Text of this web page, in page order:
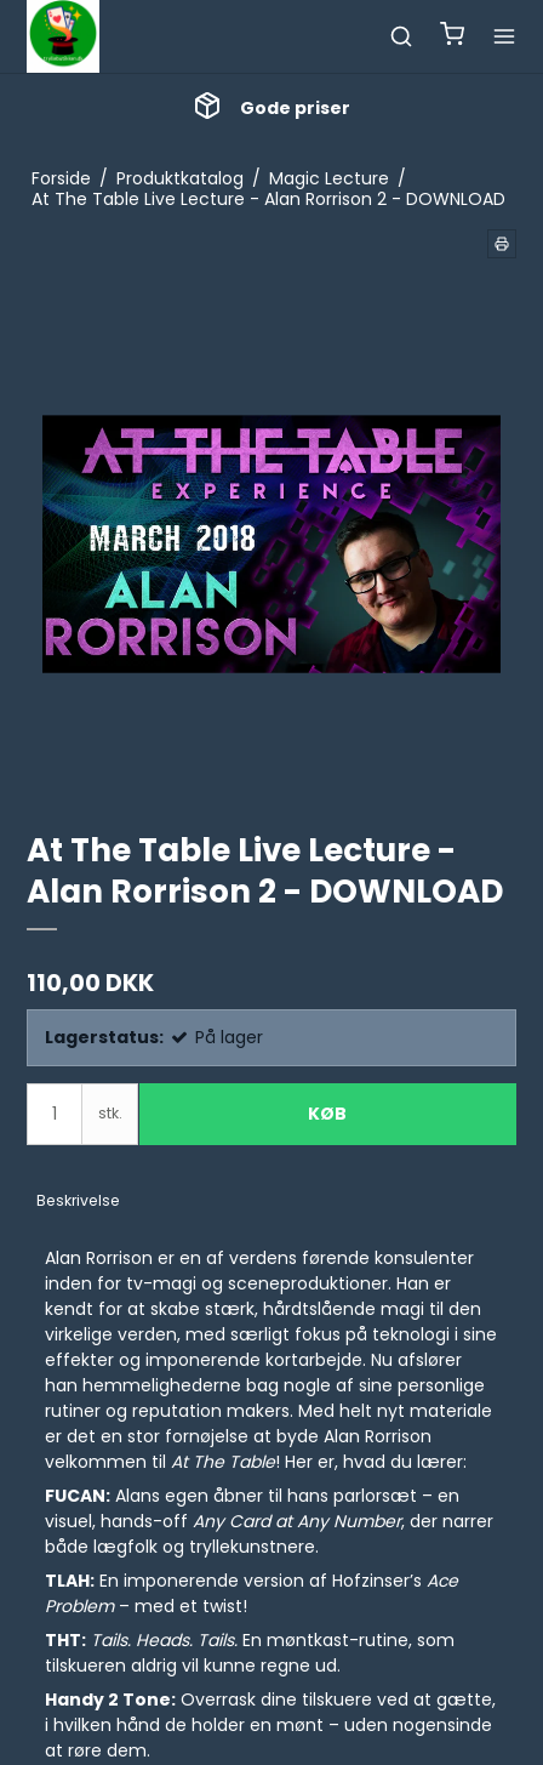
Gode priser
Forside / Produktkatalog / Magic Lecture /
At The Table Live Lecture - Alan Rorrison 2 - DOWNLOAD
At The Table Live Lecture -
Alan Rorrison 2 - DOWNLOAD
110,00 DKK
Lagerstatus: På lager
stk. KØB
Beskrivelse
Alan Rorrison er en af verdens førende konsulenter
inden for tv-magi og sceneproduktioner. Han er
kendt for at skabe stærk, hårdtslående magi til den
virkelige verden, med særligt fokus på teknologi i sine
effekter og imponerende kortarbejde. Nu afslører
han hemmelighederne bag nogle af sine personlige
rutiner og reputation makers. Med helt nyt materiale
er det en stor fornøjelse at byde Alan Rorrison
velkommen tilAt The Table! Her er, hvad du lærer:
FUCAN: Alans egen åbner til hans parlorsæt – en
visuel, hands-offAny Card at Any Number, der narrer
både lægfolk og tryllekunstnere.
TLAH: En imponerende version af Hofzinser’sAce
Problem– med et twist!
THT: Tails. Heads. Tails. En møntkast-rutine, som
tilskueren aldrig vil kunne regne ud.
Handy 2 Tone: Overrask dine tilskuere ved at gætte,
i hvilken hånd de holder en mønt – uden nogensinde
at røre dem.